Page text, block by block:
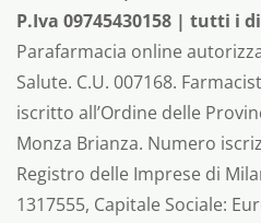
P.Iva 09745430158 | tutti i
Parafarmacia online
Salute. C.U. 007168.
iscritto all’Ordine delle
Monza Brianza. Numero
Registro delle Imprese di
1317555, Capitale Sociale: